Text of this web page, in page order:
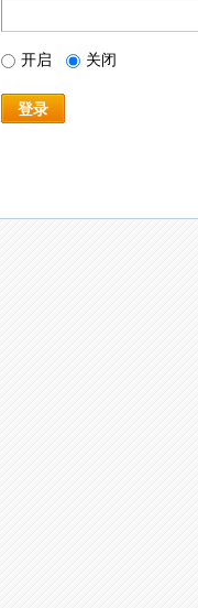
开启 关闭
登录